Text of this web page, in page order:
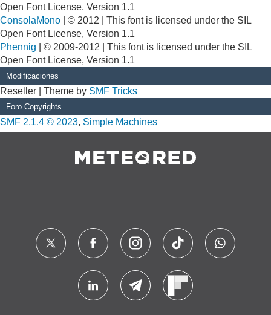
Open Font License, Version 1.1
ConsolaMono | © 2012 | This font is licensed under the SIL
Open Font License, Version 1.1
Phennig | © 2009-2012 | This font is licensed under the SIL
Open Font License, Version 1.1
Modificaciones
Reseller | Theme by SMF Tricks
Foro Copyrights
SMF 2.1.4 © 2023, Simple Machines